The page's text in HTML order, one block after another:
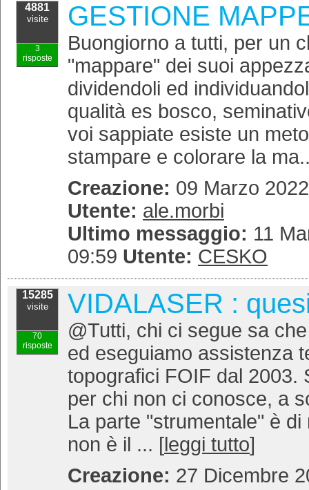
4881
visite
3
risposte
GESTIONE
Buongiorno a tutti, per un
"mappare" dei suoi
dividendoli ed
qualità es bosco,
voi sappiate esiste un
stampare e colorare la
Creazione: 09 Marzo
Utente: ale.morbi
Ultimo messaggio: 11
09:59 Utente: CESKO
15285
visite
70
risposte
VIDALASER :
@Tutti, chi ci segue sa
ed eseguiamo assistenza
topografici FOIF dal 2003.
per chi non ci conosce, a
La parte "strumentale" è
non è il ... [ leggi tutto]
Creazione: 27 Dicembre